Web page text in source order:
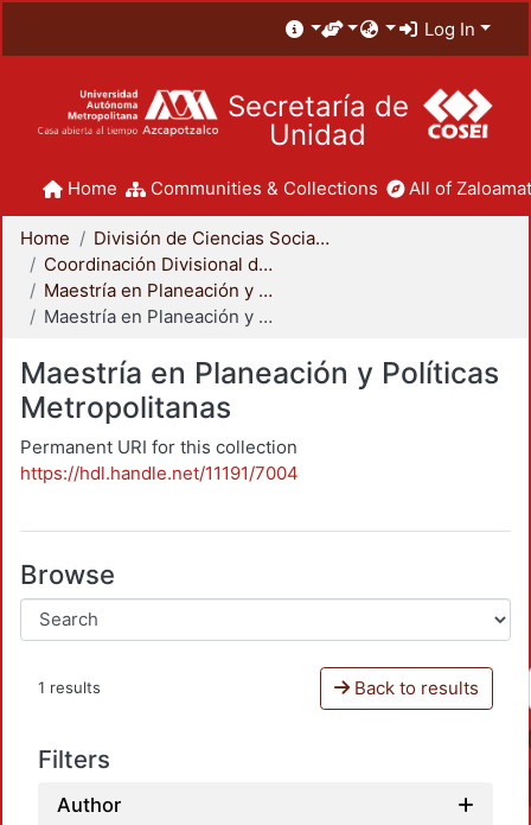
Log In
Secretaría de
Unidad
Home Communities & Collections All of
Home
División de Ciencias Sociales y Humanidades
Coordinación Divisional de Posgrado
Maestría en Planeación y Políticas Metropolitanas
Maestría en Planeación y Políticas Metropolitanas
Maestría en Planeación y Políticas
Metropolitanas
Permanent URI for this collection
https://hdl.handle.net/11191/7004
Browse
1 results Back to results
Filters
Author